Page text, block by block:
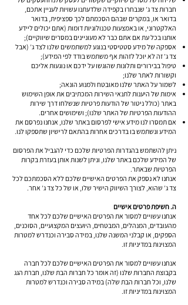
חברות צד ג’ שנבחרו בקפידה שלדעתנו עשויות לעניין אתכם,
בדואר או, במקרים שבהם הסכמתם לכך ספציפית, בדואר
האלקטרוני, או באמצעות טכנולוגיות דומות (אתם יכולים ליידע
אותנו בכל עת אם אתם כבר לא מעוניינים במסרים שיווקיים);
אספקה של מידע סטטיסטי בנוגע למשתמשים שלנו לצד ג’ (אבל
צד ג’ זה לא יוכל לזהות אף משתמש בודד לפי המידע);
טיפול בבירורים ותלונות שהוגשו על ידכם או נוגעות אליכם
וקשורות לאתר שלנו;
לשמור על האתר שלנו מאובטח ולמנוע הונאה;
אימות של היענות לתנאי השירות המכתיבים את אופן השימוש
באתר (כולל ניטור של הודעות פרטיות שנשלחו דרך שירות
ההודעות הפרטיות של האתר שלנו); ושימושים אחרים.
אם תמסרו לנו מידע אישי לפרסום באתר שלנו, אנחנו נפרסם את
המידע ונשתמש בו בדרכים אחרות בהתאם לרישיון שתספקו לנו.
ניתן להשתמש בהגדרות הפרטיות שלכם כדי להגביל את הפרסום
של המידע שלכם באתר שלנו, וניתן לשנות אותן בעזרת בקרות
הפרטיות שבאתר.
אנחנו לא נספק את הפרטים האישיים שלכם ללא הסכמתכם לכל
צד ג’ שהוא, לצורך השיווק הישיר שלו, או של כל צד ג’ אחר.
ה. חשיפת פרטים אישיים
אנחנו עשויים למסור את הפרטים האישיים שלכם לכל אחד
מהעובדים, המנהלים, המבטחים, היועצים המקצועיים, הסוכנים,
הספקים, או קבלני המשנה שלנו, במידה סבירה וכנדרש למטרות
המצוינות במדיניות זו.
אנחנו עשויים למסור את הפרטים האישיים שלכם לכל חברה
בקבוצת החברות שלנו (זה אומר כל חברות הבת שלנו, חברת הגג
שלנו, וכל חברות הבת שלה) במידה סבירה וכנדרש למטרות
המצוינות במדיניות זו.